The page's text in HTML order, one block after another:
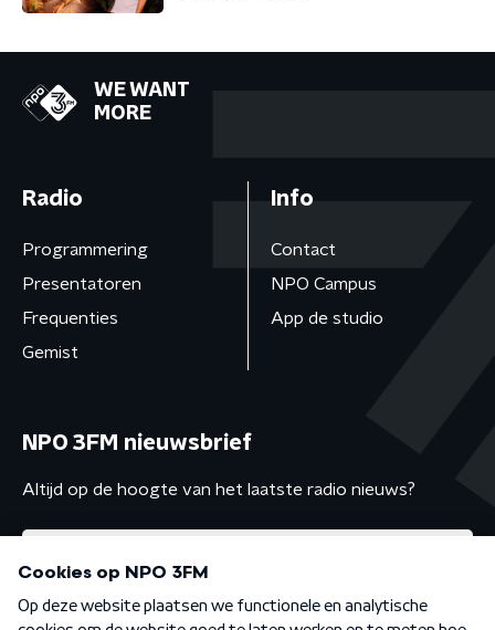
WE WANT
MORE
Radio
Programmering
Presentatoren
Frequenties
Gemist
Info
Contact
NPO Campus
App de studio
NPO 3FM nieuwsbrief
Altijd op de hoogte van het laatste radio nieuws?